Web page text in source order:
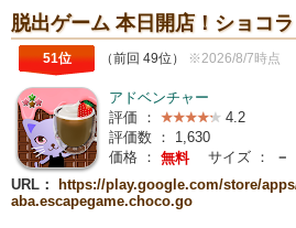
脱出ゲーム 本日開店！ショコ
51位 （前回 49位） ※2026/8/7時点
アドベンチャー
評価 ：
4.2
評価数 ： 1,630
価格 ： 無料 サイズ ：
－
URL：
https://play.google.com/store/
aba.escapegame.choco.go